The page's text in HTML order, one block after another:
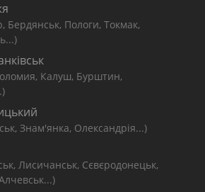
Бердянськ, Пологи, Токмак,
Калуш, Бурштин,
Знам'янка, Олександрія...)
Лисичанськ, Сєвєродонецьк,